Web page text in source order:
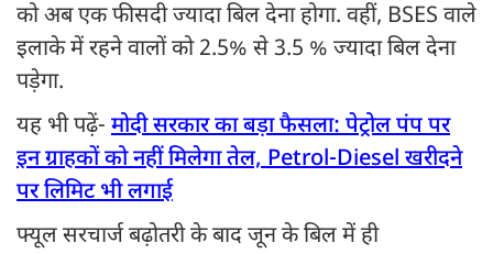
को अब एक फीसदी ज्यादा बिल देना होगा. वहीं, BSES वाले
इलाके में रहने वालों को 2.5% से 3.5 % ज्यादा बिल देना
पड़ेगा.
यह भी पढ़ें- मोदी सरकार का बड़ा फैसला: पेट्रोल पंप पर
इन ग्राहकों को नहीं मिलेगा तेल, Petrol-Diesel खरीदने
पर लिमिट भी लगाई
फ्यूल सरचार्ज बढ़ोतरी के बाद जून के बिल में ही